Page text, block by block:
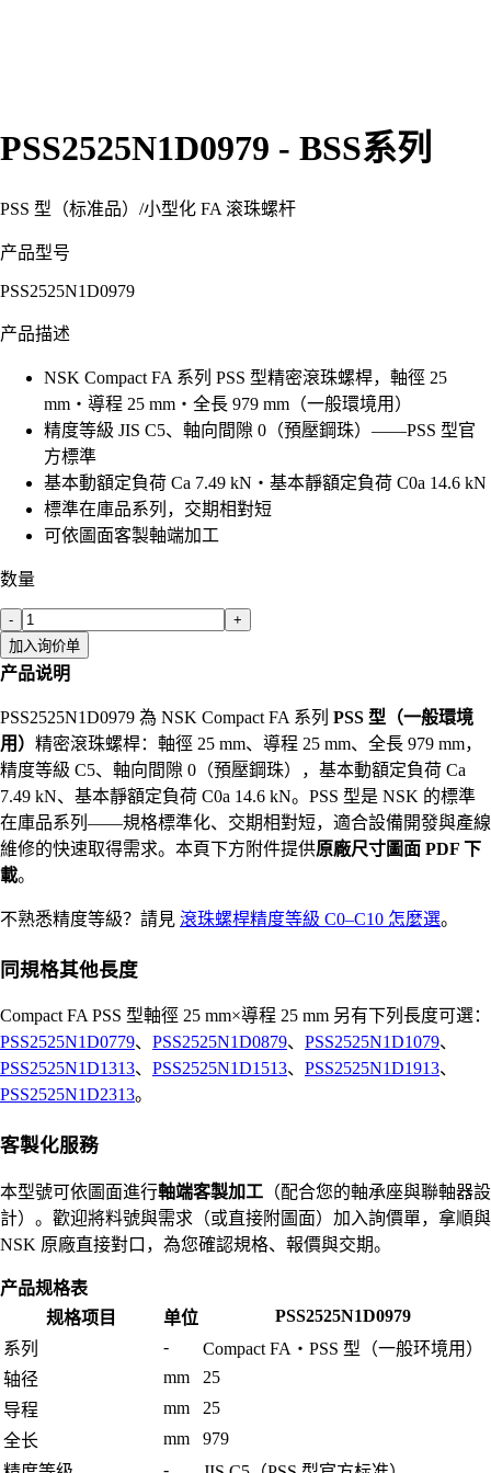
PSS2525N1D0979 - BSS系列
PSS 型（标准品） /小型化 FA 滚珠螺杆
产品型号
PSS2525N1D0979
产品描述
NSK Compact FA 系列 PSS 型精密滾珠螺桿，軸徑 25
mm・導程 25 mm・全長 979 mm（一般環境用）
精度等級 JIS C5、軸向間隙 0（預壓鋼珠）——PSS 型官
方標準
基本動額定負荷 Ca 7.49 kN・基本靜額定負荷 C0a 14.6 kN
標準在庫品系列，交期相對短
可依圖面客製軸端加工
数量
-
+
加入询价单
产品说明
PSS2525N1D0979 為 NSK Compact FA 系列 PSS 型（一般環境
用） 精密滾珠螺桿：軸徑 25 mm、導程 25 mm、全長 979 mm，
精度等級 C5、軸向間隙 0（預壓鋼珠），基本動額定負荷 Ca
7.49 kN、基本靜額定負荷 C0a 14.6 kN。PSS 型是 NSK 的標準
在庫品系列——規格標準化、交期相對短，適合設備開發與產線
維修的快速取得需求。本頁下方附件提供原廠尺寸圖面 PDF 下
載。
不熟悉精度等級？請見 滾珠螺桿精度等級 C0–C10 怎麼選。
同規格其他長度
Compact FA PSS 型軸徑 25 mm×導程 25 mm 另有下列長度可選：
PSS2525N1D0779、 PSS2525N1D0879、 PSS2525N1D1079、
PSS2525N1D1313、 PSS2525N1D1513、 PSS2525N1D1913、
PSS2525N1D2313。
客製化服務
本型號可依圖面進行軸端客製加工 （配合您的軸承座與聯軸器設
計）。歡迎將料號與需求（或直接附圖面）加入詢價單，拿順與
NSK 原廠直接對口，為您確認規格、報價與交期。
产品规格表
规格项目
单位
PSS2525N1D0979
系列
-
Compact FA・PSS 型（一般环境用）
轴径
mm
25
导程
mm
25
全长
mm
979
-